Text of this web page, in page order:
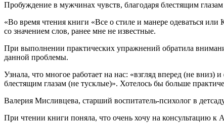
Пробуждение в мужчинах чувств, благодаря блестящим глазам
«Во время чтения книги «Все о стиле и манере одеваться или
со значением слов, ранее мне не известные.
При выполнении практических упражнений обратила
данной проблемы.
Узнала, что многое работает на нас: «взгляд вперед (не
блестящим глазам (не тусклые)». Хотелось бы больше
Валерия Мисливцева, старший воспитатель-психолог в
При чтении книги поняла, что очень хочу на консультацию к